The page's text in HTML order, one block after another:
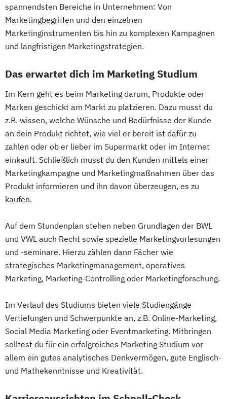
spannendsten Bereiche in Unternehmen: Von
Marketingbegriffen und den einzelnen
Marketinginstrumenten bis hin zu komplexen Kampagnen
und langfristigen Marketingstrategien.
Das erwartet dich im Marketing Studium
Im Kern geht es beim Marketing darum, Produkte oder
Marken geschickt am Markt zu platzieren. Dazu musst du
z.B. wissen, welche Wünsche und Bedürfnisse der Kunde
an dein Produkt richtet, wie viel er bereit ist dafür zu
zahlen oder ob er lieber im Supermarkt oder im Internet
einkauft. Schließlich musst du den Kunden mittels einer
Marketingkampagne und Marketingmaßnahmen über das
Produkt informieren und ihn davon überzeugen, es zu
kaufen.
Auf dem Stundenplan stehen neben Grundlagen der BWL
und VWL auch Recht sowie spezielle Marketingvorlesungen
und -seminare. Hierzu zählen dann Fächer wie
strategisches Marketingmanagement, operatives
Marketing, Marketing-Controlling oder Marketingforschung.
Im Verlauf des Studiums bieten viele Studiengänge
Vertiefungen und Schwerpunkte an, z.B. Online-Marketing,
Social Media Marketing oder Eventmarketing. Mitbringen
solltest du für ein erfolgreiches Marketing Studium vor
allem ein gutes analytisches Denkvermögen, gute Englisch-
und Mathekenntnisse und Kreativität.